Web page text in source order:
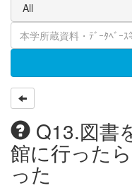
Q13.図書
館に行った
った